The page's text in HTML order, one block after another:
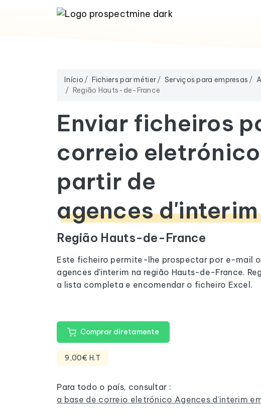
Início Fichiers par métier Serviços para empresas
Região Hauts-de-France
Enviar ficheiros
correio
partir de
agences d'interim
Região Hauts-de-France
Este ficheiro permite-lhe prospectar por e-mail
agences d'interim na região Hauts-de-France.
a lista completa e encomendar o ficheiro Excel.
Comprar diretamente
9,00€ H.T
Para todo o país, consultar :
a base de correio eletrónico Agences d'interim